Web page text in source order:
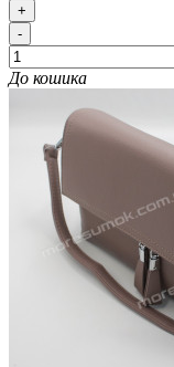
+
-
До кошика